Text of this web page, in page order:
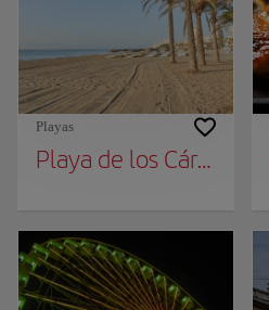
Playas
Playa de los Cárabos